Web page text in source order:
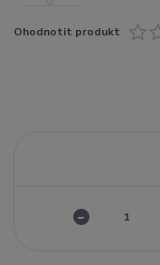
Ohodnotit produkt